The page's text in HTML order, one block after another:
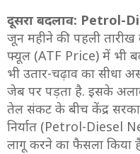
दूसरा बदलाव: Petrol-
जून महीने की पहली तारीख
फ्यूल (ATF Price) में भी
भी उतार-चढ़ाव का सीधा
जेब पर पड़ता है. इसके
तेल संकट के बीच केंद्र
निर्यात (Petrol-Diesel
लागू करने का फैसला किया